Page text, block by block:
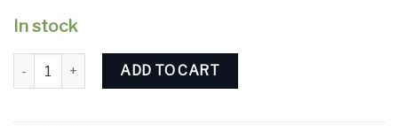
In stock
Divinol Diesel Superlight 10W-40 5L quantity
ADD TO CART